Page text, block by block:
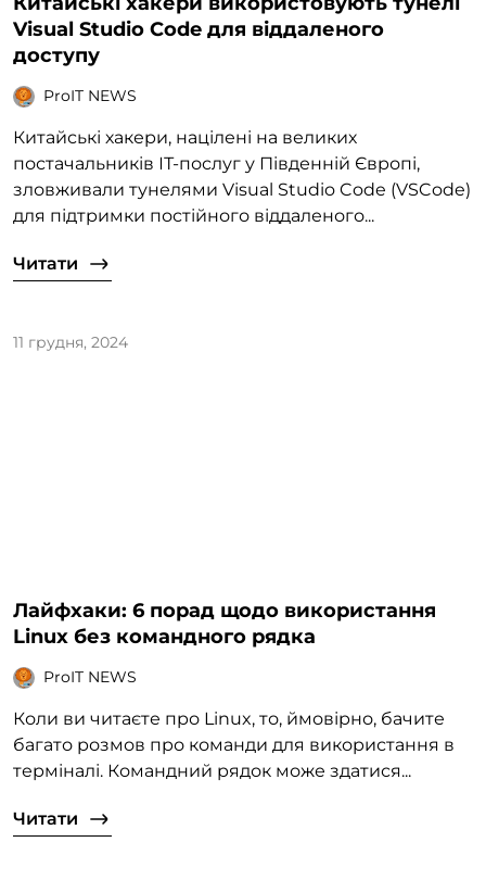
Visual Studio Code для віддаленого
доступу
ProIT NEWS
Китайські хакери, націлені на великих
постачальників ІТ-послуг у Південній Європі,
зловживали тунелями Visual Studio Code (VSCode)
для підтримки постійного віддаленого...
Читати
11 грудня, 2024
Лайфхаки: 6 порад щодо використання
Linux без командного рядка
ProIT NEWS
Коли ви читаєте про Linux, то, ймовірно, бачите
багато розмов про команди для використання в
терміналі. Командний рядок може здатися...
Читати